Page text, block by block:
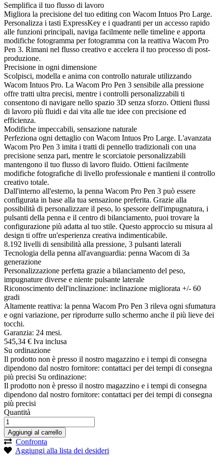
Semplifica il tuo flusso di lavoro
Migliora la precisione del tuo editing con Wacom Intuos Pro Large.
Personalizza i tasti ExpressKey e i quadranti per un accesso rapido
alle funzioni principali, naviga facilmente nelle timeline e apporta
modifiche fotogramma per fotogramma con la reattiva Wacom Pro
Pen 3. Rimani nel flusso creativo e accelera il tuo processo di post-
produzione.
Precisione in ogni dimensione
Scolpisci, modella e anima con controllo naturale utilizzando
Wacom Intuos Pro. La Wacom Pro Pen 3 sensibile alla pressione
offre tratti ultra precisi, mentre i controlli personalizzabili ti
consentono di navigare nello spazio 3D senza sforzo. Ottieni flussi
di lavoro più fluidi e dai vita alle tue idee con precisione ed
efficienza.
Modifiche impeccabili, sensazione naturale
Perfeziona ogni dettaglio con Wacom Intuos Pro Large. L'avanzata
Wacom Pro Pen 3 imita i tratti di pennello tradizionali con una
precisione senza pari, mentre le scorciatoie personalizzabili
mantengono il tuo flusso di lavoro fluido. Ottieni facilmente
modifiche fotografiche di livello professionale e mantieni il controllo
creativo totale.
Dall'interno all'esterno, la penna Wacom Pro Pen 3 può essere
configurata in base alla tua sensazione preferita. Grazie alla
possibilità di personalizzare il peso, lo spessore dell'impugnatura, i
pulsanti della penna e il centro di bilanciamento, puoi trovare la
configurazione più adatta al tuo stile. Questo approccio su misura al
design ti offre un'esperienza creativa indimenticabile.
8.192 livelli di sensibilità alla pressione, 3 pulsanti laterali
Tecnologia della penna all'avanguardia: penna Wacom di 3a
generazione
Personalizzazione perfetta grazie a bilanciamento del peso,
impugnature diverse e niente pulsante laterale
Riconoscimento dell'inclinazione: inclinazione migliorata +/- 60
gradi
Altamente reattiva: la penna Wacom Pro Pen 3 rileva ogni sfumatura
e ogni variazione, per riprodurre sullo schermo anche il più lieve dei
tocchi.
Garanzia: 24 mesi.
545,34 € Iva inclusa
Su ordinazione
Il prodotto non è presso il nostro magazzino e i tempi di consegna
dipendono dal nostro fornitore: contattaci per dei tempi di consegna
più precisi Su ordinazione:
Il prodotto non è presso il nostro magazzino e i tempi di consegna
dipendono dal nostro fornitore: contattaci per dei tempi di consegna
più precisi
Quantità
Aggiungi al carrello
Confronta
Aggiungi alla lista dei desideri